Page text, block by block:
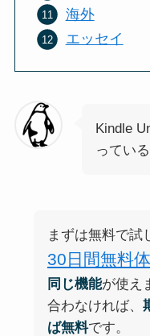
海外
エッセイ
Kindle
ってい
まずは無料で試
30日間無料
同じ機能が使え
合わなければ、
ば無料です。